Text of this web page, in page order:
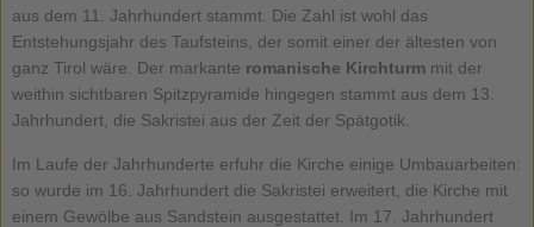
aus dem 11. Jahrhundert stammt. Die Zahl ist wohl das
Entstehungsjahr des Taufsteins, der somit einer der ältesten von
ganz Tirol wäre. Der markante romanische Kirchturmmit der
weithin sichtbaren Spitzpyramide hingegen stammt aus dem 13.
Jahrhundert, die Sakristei aus der Zeit der Spätgotik.
Im Laufe der Jahrhunderte erfuhr die Kirche einige Umbauarbeiten:
so wurde im 16. Jahrhundert die Sakristei erweitert, die Kirche mit
einem Gewölbe aus Sandstein ausgestattet. Im 17. Jahrhundert